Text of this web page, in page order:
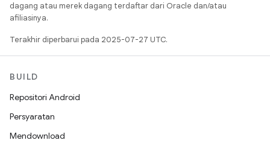
dagang atau merek dagang terdaftar dari Oracle dan/atau
afiliasinya.
Terakhir diperbarui pada 2025-07-27 UTC.
BUILD
Repositori Android
Persyaratan
Mendownload